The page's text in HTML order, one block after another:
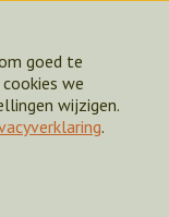
goed te
we
wijzigen.
.